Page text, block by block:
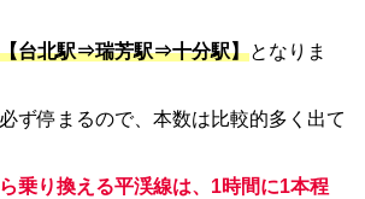
【台北駅⇒瑞芳駅⇒十分駅】となりま
ず停まるので、本数は比較的多く出て
乗り換える平渓線は、1時間に1本程